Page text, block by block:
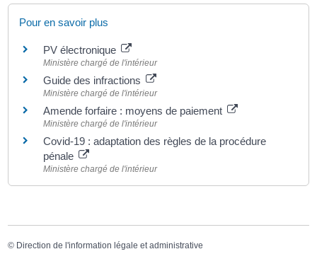
Pour en savoir plus
PV électronique
Ministère chargé de l'intérieur
Guide des infractions
Ministère chargé de l'intérieur
Amende forfaire : moyens de paiement
Ministère chargé de l'intérieur
Covid-19 : adaptation des règles de la procédure
pénale
Ministère chargé de l'intérieur
© Direction de l'information légale et administrative